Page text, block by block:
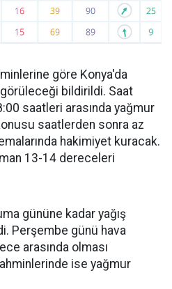
göre Konya'da
bildirildi. Saat
saatleri arasında yağmur
saatlerden sonra az
hakimiyet kuracak.
13-14 dereceleri
gününe kadar yağış
Perşembe günü hava
arasında olması
ise yağmur